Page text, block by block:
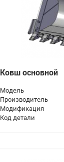
Ковш основной
Модель
Производитель
Модификация
Код детали